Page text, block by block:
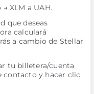
XLM a UAH.
que deseas
calculará
a cambio de Stellar
tu billetera/cuenta
contacto y hacer clic